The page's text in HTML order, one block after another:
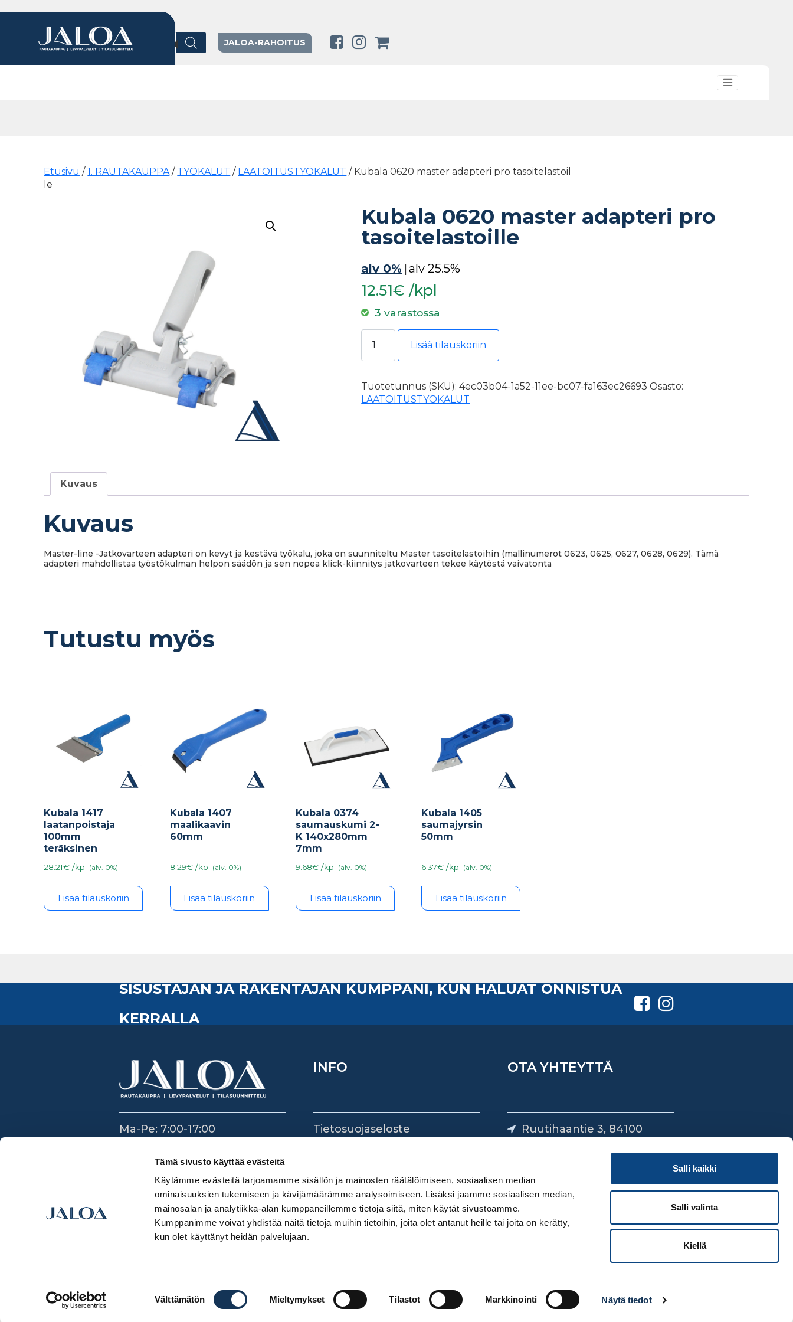
Tämä sivusto käyttää evästeitä
Käytämme evästeitä tarjoamamme sisällön ja mainosten räätälöimiseen, sosiaalisen median
ominaisuuksien tukemiseen ja kävijämäärämme analysoimiseen. Lisäksi jaamme sosiaalisen median,
mainosalan ja analytiikka-alan kumppaneillemme tietoja siitä, miten käytät sivustoamme.
Kumppanimme voivat yhdistää näitä tietoja muihin tietoihin, joita olet antanut heille tai joita on kerätty,
kun olet käyttänyt heidän palvelujaan.
Välttämätön Mieltymykset Tilastot Markkinointi Näytä tiedot
Salli kaikki
Salli valinta
Kiellä
Products search
JALOA-RAHOITUS
Etusivu /1. RAUTAKAUPPA / TYÖKALUT / LAATOITUSTYÖKALUT / Kubala 0620 master adapteri pro tasoitelastoil
le
Kubala 0620 master adapteri pro
tasoitelastoille
alv 0% |alv 25.5%
12.51€ /kpl
3 varastossa
Kubala 0620 master adapteri pro tasoitelastoille määrä
Lisää tilauskoriin
Tuotetunnus (SKU):4ec03b04-1a52-11ee-bc07-fa163ec26693 Osasto:
LAATOITUSTYÖKALUT
Kuvaus
Kuvaus
Master-line -Jatkovarteen adapteri on kevyt ja kestävä työkalu, joka on suunniteltu Master tasoitelastoihin (mallinumerot 0623, 0625, 0627, 0628, 0629). Tämä
adapteri mahdollistaa työstökulman helpon säädön ja sen nopea klick-kiinnitys jatkovarteen tekee käytöstä vaivatonta
Tutustu myös
Kubala 1417
laatanpoistaja
100mm
teräksinen
28.21€ /kpl (alv. 0%)
Lisää tilauskoriin
Kubala 1407
maalikaavin
60mm
8.29€ /kpl (alv. 0%)
Lisää tilauskoriin
Kubala 0374
saumauskumi 2-
K 140x280mm
7mm
9.68€ /kpl (alv. 0%)
Lisää tilauskoriin
Kubala 1405
saumajyrsin
50mm
6.37€ /kpl (alv. 0%)
Lisää tilauskoriin
SISUSTAJAN JA RAKENTAJAN KUMPPANI, KUN HALUAT ONNISTUA
KERRALLA
Ma-Pe: 7:00-17:00
Su: Suljettu
INFO
Tietosuojaseloste
OTA YHTEYTTÄ
Ruutihaantie 3, 84100
Digimarkkinointi Donetti